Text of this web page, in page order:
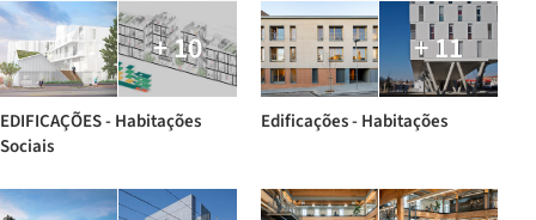
+ 10
EDIFICAÇÕES - Habitações
Sociais
+ 11
Edificações - Habitações